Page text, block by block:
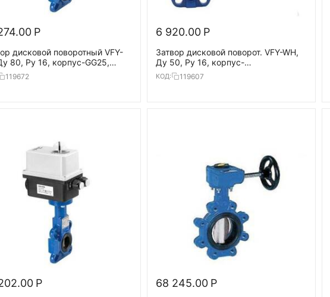
Р
дисковой поворотный VFY-
80, Ру 16, корпус-GG25,
GG25, EPDM, AMB-Y 24В,
119672
6 920.00 Р
Затвор дисковой поворот. VFY-WH,
Ду 50, Ру 16, корпус-
чугун(GG25),диск-
нерж.сталь,EPDM,T=130°С
КОД: 119607
Р 68 245.00 Р